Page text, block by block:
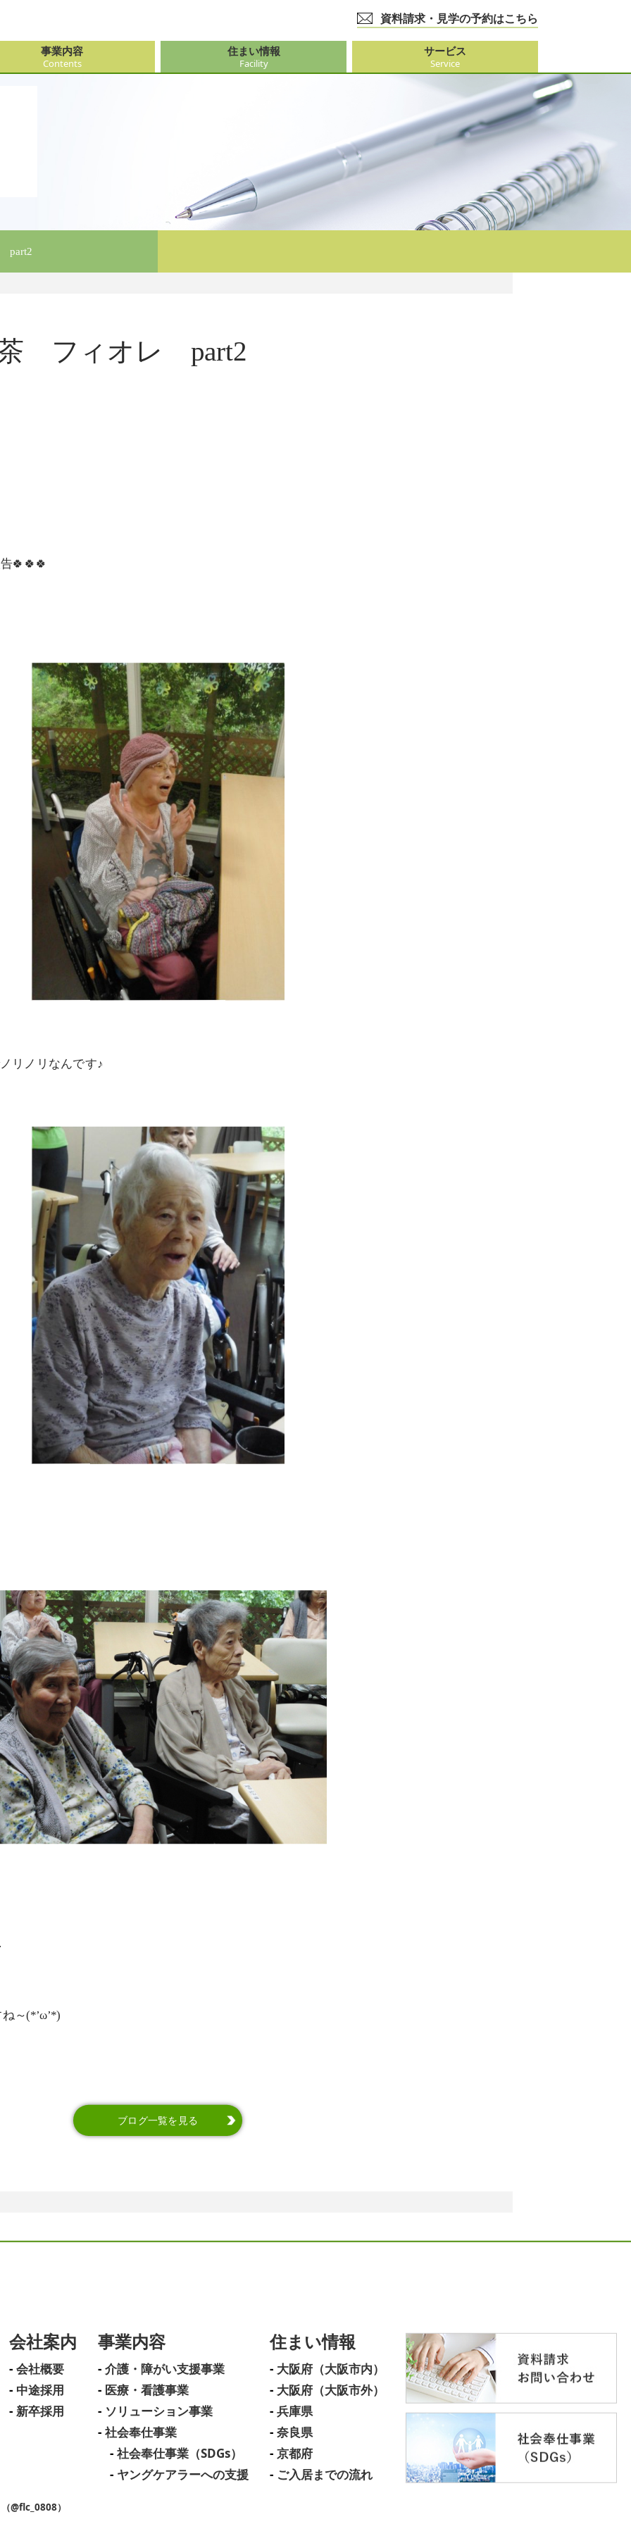
資料請求・見学の予約はこちら
事業内容
Contents
社会奉仕事業
住まい情報
Facility
サービス
Service
レクリエーション
part2
茶 フィオレ part2
🍀🍀🍀
リノリなんです♪
～(*’ω’*)
ブログ一覧を見る
会社案内
会社概要
中途採用
新卒採用
事業内容
介護・障がい支援事業
医療・看護事業
ソリューション事業
社会奉仕事業
社会奉仕事業（SDGs）
ヤングケアラーへの支援
住まい情報
大阪府（大阪市内）
大阪府（大阪市外）
兵庫県
奈良県
京都府
ご入居までの流れ
@flc_0808）